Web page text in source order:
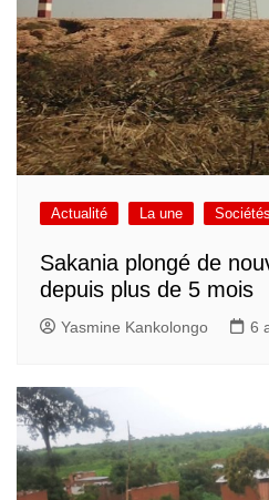
Actualité La une Sociétés
Sakania plongé de
depuis plus de 5 mois
Yasmine Kankolongo 6